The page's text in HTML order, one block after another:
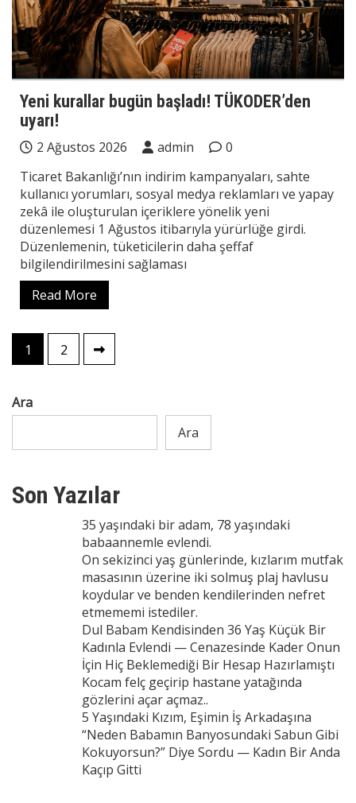
Yeni kurallar bugün başladı! TÜKODER’den
uyarı!
2 Ağustos 2026 admin
0
Ticaret Bakanlığı’nın indirim kampanyaları, sahte
kullanıcı yorumları, sosyal medya reklamları ve yapay
zekâ ile oluşturulan içeriklere yönelik yeni
düzenlemesi 1 Ağustos itibarıyla yürürlüğe girdi.
Düzenlemenin, tüketicilerin daha şeffaf
bilgilendirilmesini sağlaması
Read More
Yazı
sayfalaması
1 2
Ara
Ara
Son Yazılar
35 yaşındaki bir adam, 78 yaşındaki
babaannemle evlendi.
On sekizinci yaş günlerinde, kızlarım mutfak
masasının üzerine iki solmuş plaj havlusu
koydular ve benden kendilerinden nefret
etmememi istediler.
Dul Babam Kendisinden 36 Yaş Küçük Bir
Kadınla Evlendi — Cenazesinde Kader Onun
İçin Hiç Beklemediği Bir Hesap Hazırlamıştı
Kocam felç geçirip hastane yatağında
gözlerini açar açmaz..
5 Yaşındaki Kızım, Eşimin İş Arkadaşına
“Neden Babamın Banyosundaki Sabun Gibi
Kokuyorsun?” Diye Sordu — Kadın Bir Anda
Kaçıp Gitti